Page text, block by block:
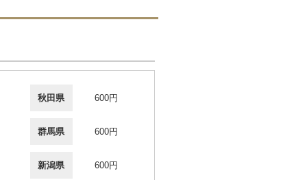
秋田県 600円
群馬県 600円
新潟県 600円